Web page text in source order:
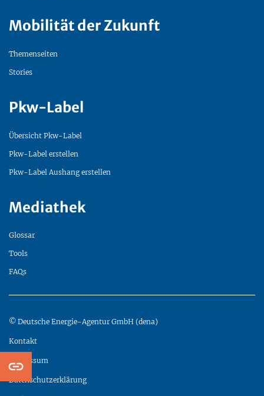
Mobilität der Zukunft
Themenseiten
Stories
Pkw-Label
Übersicht Pkw-Label
Pkw-Label erstellen
Pkw-Label Aushang erstellen
Mediathek
Glossar
Tools
FAQs
© Deutsche Energie-Agentur GmbH (dena)
Kontakt
Impressum
Datenschutzerklärung